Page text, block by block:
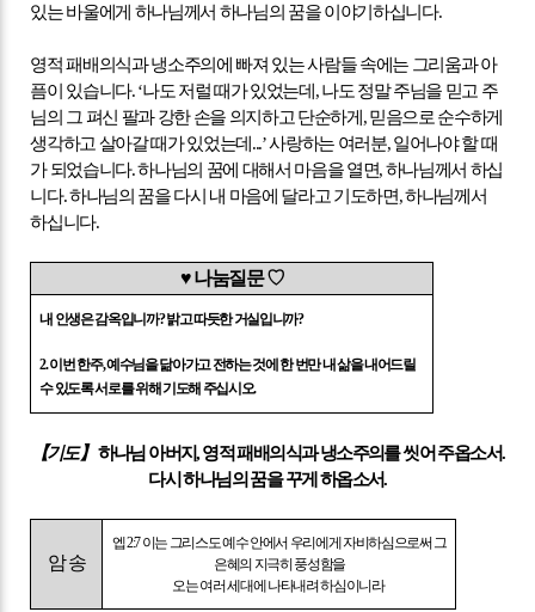
있는 바울에게 하나님께서 하나님의 꿈을 이야기하십니다.
영적 패배의식과 냉소주의에 빠져 있는 사람들 속에는 그리움과 아
픔이 있습니다. ‘나도 저럴 때가 있었는데 ,나도 정말 주님을 믿고 주
님의 그 펴신 팔과 강한 손을 의지하고 단순하게 ,믿음으로 순수하게
생각하고 살아갈 때가 있었는데 ...’사랑하는 여러분,일어나야 할 때
가 되었습니다.하나님의 꿈에 대해서 마음을 열면,하나님께서 하십
니다.하나님의 꿈을 다시 내 마음에 달라고 기도하면,하나님께서
하십니다.
♥나눔질문♡
내 인생은 감옥입니까?밝고 따듯한 거실입니까?
2.이번 한주,예수님을 닮아가고 전하는 것에 한 번만 내 삶을 내어드릴
수 있도록 서로를 위해 기도해 주십시오.
【기도】 하나님 아버지,영적 패배의식과 냉소주의를 씻어 주옵소서.
다시 하나님의 꿈을 꾸게 하옵소서.
암 송
엡2:7이는 그리스도 예수 안에서 우리에게 자비하심으로써 그
은혜의 지극히 풍성함을
오는 여러 세대에 나타내려 하심이니라